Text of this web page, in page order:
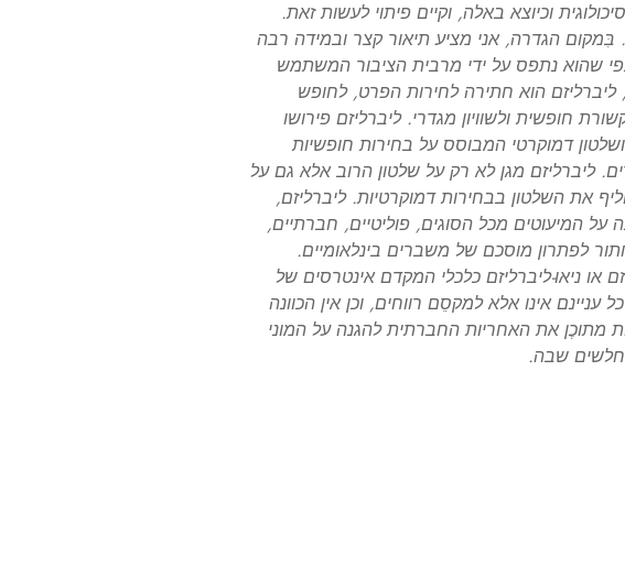
וכיוצא באלה, וקיים פיתוי לעשות זאת.
הגדרה, אני מציע תיאור קצר ובמידה רבה
שהוא נתפס על ידי מרבית הציבור המשתמש
ליברליזם הוא חתירה לחירות הפרט, לחופש
חופשית ולשוויון מגדרי. ליברליזם פירושו
דמוקרטי המבוסס על בחירות חופשיות
ליברליזם מגן לא רק על שלטון הרוב אלא גם על
את השלטון בבחירות דמוקרטיות. ליברליזם,
על המיעוטים מכל הסוגים, פוליטיים, חברתיים,
לפתרון מוסכם של משברים בינלאומיים.
או ניאו-ליברליזם כלכלי המקדם אינטרסים של
עניינם אינו אלא למקסֵם רווחים, וכן אין הכוונה
מתוכֶן את האחריות החברתית להגנה על המוני
שבה.